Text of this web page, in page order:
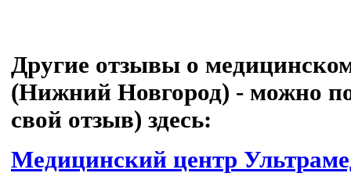
Другие отзывы о
(Нижний Новгород) - можно
свой отзыв) здесь:
Медицинский центр